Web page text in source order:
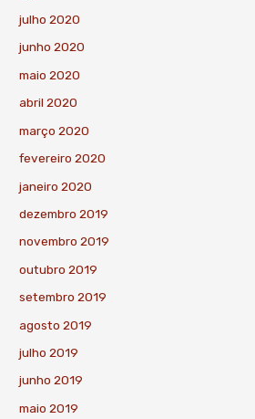
julho 2020
junho 2020
maio 2020
abril 2020
março 2020
fevereiro 2020
janeiro 2020
dezembro 2019
novembro 2019
outubro 2019
setembro 2019
agosto 2019
julho 2019
junho 2019
maio 2019